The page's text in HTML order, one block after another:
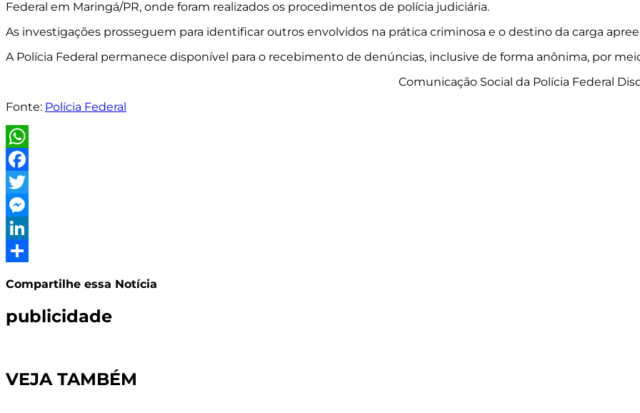
Federal em Maringá/PR, onde foram realizados os procedimentos de polícia judiciária.
As investigações prosseguem para identificar outros envolvidos na prática criminosa e o destino da carga
A Polícia Federal permanece disponível para o recebimento de denúncias, inclusive de forma anônima, por
Comunicação Social da Polícia Federal
Fonte: Polícia Federal
WhatsApp
Facebook
Twitter
Messenger
LinkedIn
Compartilhe essa Notícia
publicidade
VEJA TAMBÉM